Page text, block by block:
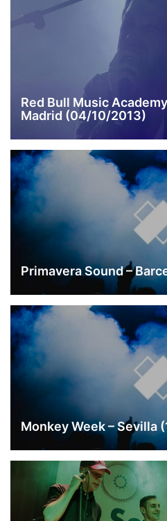
Red Bull Music
Madrid (04/10/2013)
Primavera Sound –
Monkey Week – Sevilla